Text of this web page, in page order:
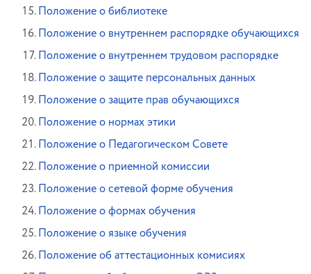
Положение о библиотеке
Положение о внутреннем распорядке обучающихся
Положение о внутреннем трудовом распорядке
Положение о защите персональных данных
Положение о защите прав обучающихся
Положение о нормах этики
Положение о Педагогическом Совете
Положение о приемной комиссии
Положение о сетевой форме обучения
Положение о формах обучения
Положение о языке обучения
Положение об аттестационных комисиях